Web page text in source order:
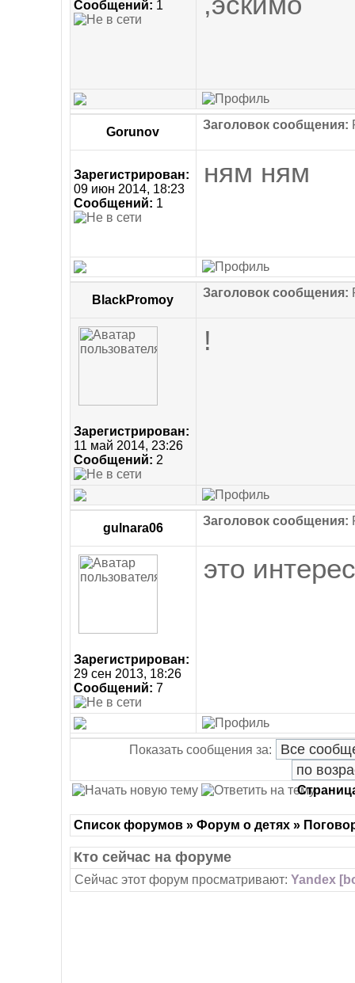
Сообщений: 1
Gorunov
Заголовок сообщения:
Зарегистрирован:
09 июн 2014, 18:23
Сообщений: 1
ням ням
BlackPromoy
Заголовок сообщения:
Зарегистрирован:
11 май 2014, 23:26
Сообщений: 2
!
gulnara06
Заголовок сообщения:
Зарегистрирован:
29 сен 2013, 18:26
Сообщений: 7
это
Показать сообщения за:
Список форумов » Форум о детях »
Кто сейчас на форуме
Сейчас этот форум просматривают: Yandex